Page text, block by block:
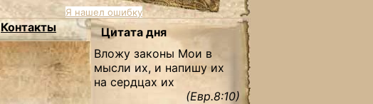
Я нашел ошибку
Контакты
Цитата дня
Вложу законы Мои в
мысли их, и напишу их
на сердцах их
(Евр.8:10)